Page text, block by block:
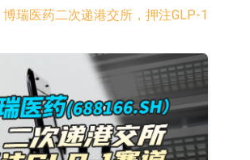
户组采取限制开仓的监管措施
发服务：成功中标哔哩哔哩上海滨
Stellantis集团的供应商
理工雷科面向边缘AI场景推出"山
"系列智算模组 系列产品基于国产
CPU与GPU构建
异动股】医疗研发外包板块拉升，
博腾股份(300363.CN)涨20.02%
日韩股市收盘双双下跌
博瑞医药二次递港交所，押注GLP-1